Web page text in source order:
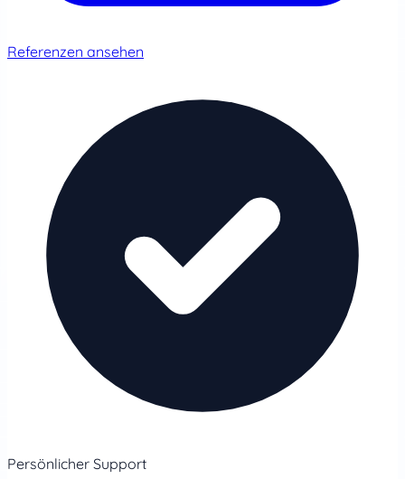
Referenzen ansehen
Persönlicher Support